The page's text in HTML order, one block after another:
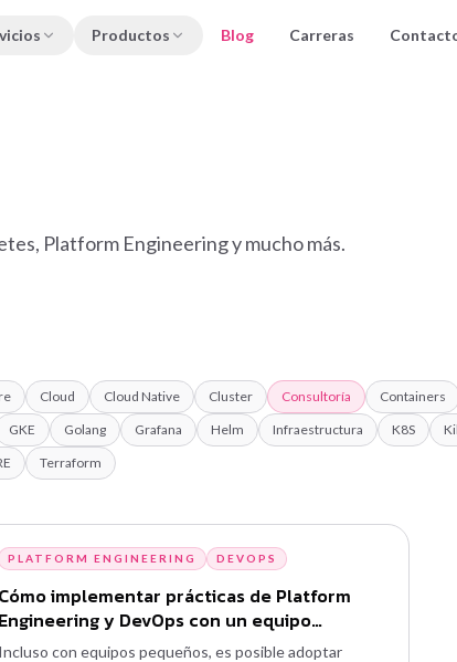
Productos Blog Carreras
Platform Engineering y mucho más.
Cloud Cloud Native Cluster Consultoría Containers
GKE Golang Grafana Helm Infraestructura K8S
Terraform
PLATFORM ENGINEERING DEVOPS
Cómo implementar prácticas de Platform
Engineering y DevOps con un equipo
pequeño
Incluso con equipos pequeños, es posible adoptar